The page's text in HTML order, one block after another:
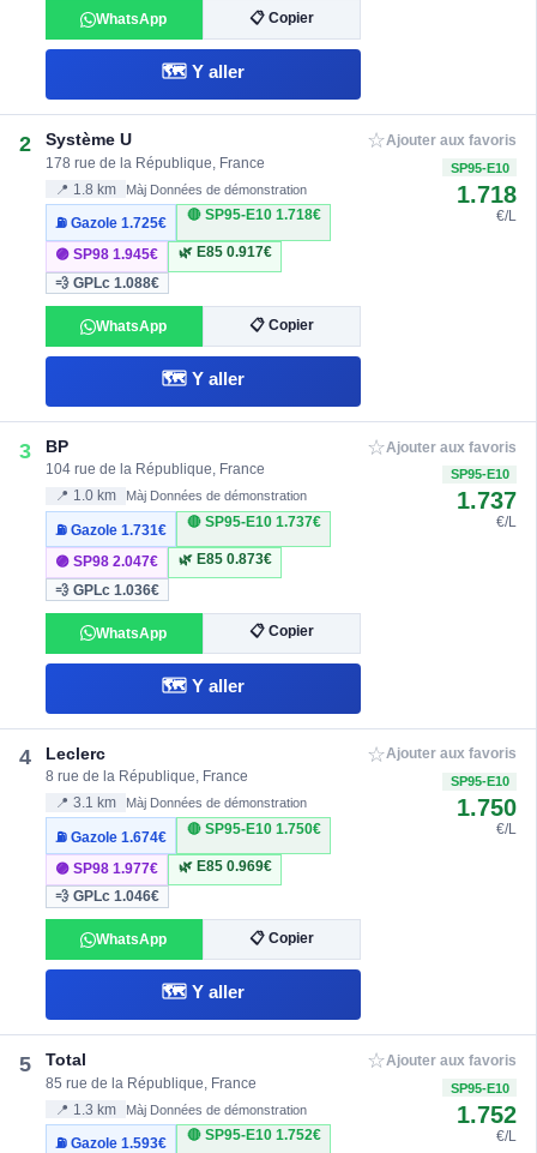
WhatsApp 📋 Copier
🗺️ Y aller
2 Système U
178 rue de la République, France
📍 1.8 km Màj Données de démonstration
⛽ Gazole1.725€
🔴 SP95-E10 1.718€
🟣 SP981.945€ 🌿 E85 0.917€
💨 GPLc1.088€
WhatsApp 📋 Copier
🗺️ Y aller
☆Ajouter aux favoris
SP95-E10
1.718
€/L
3 BP
104 rue de la République, France
📍 1.0 km Màj Données de démonstration
⛽ Gazole1.731€
🔴 SP95-E10 1.737€
🟣 SP982.047€ 🌿 E85 0.873€
💨 GPLc1.036€
WhatsApp 📋 Copier
🗺️ Y aller
☆Ajouter aux favoris
SP95-E10
1.737
€/L
4 Leclerc
8 rue de la République, France
📍 3.1 km Màj Données de démonstration
⛽ Gazole1.674€
🔴 SP95-E10 1.750€
🟣 SP981.977€ 🌿 E85 0.969€
💨 GPLc1.046€
WhatsApp 📋 Copier
🗺️ Y aller
☆Ajouter aux favoris
SP95-E10
1.750
€/L
5 Total
85 rue de la République, France
📍 1.3 km Màj Données de démonstration
⛽ Gazole1.593€
🔴 SP95-E10 1.752€
☆Ajouter aux favoris
SP95-E10
1.752
€/L